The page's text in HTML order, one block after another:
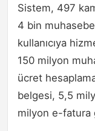
Sistem, 497
4 bin
kullanıcıya
150 milyon
ücret
belgesi, 5,5
milyon e-fatura